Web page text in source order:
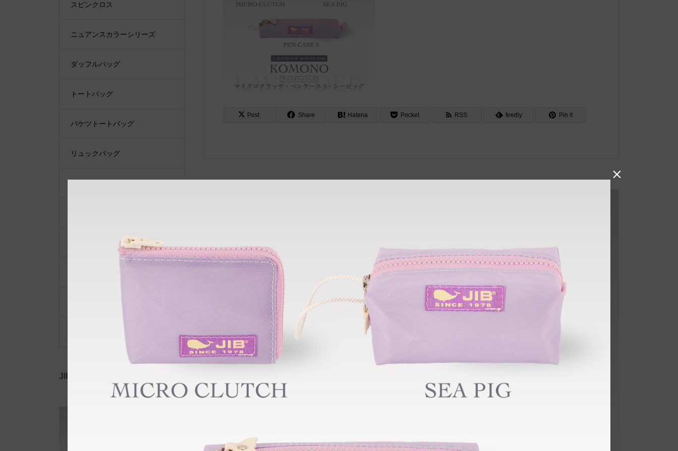
Post Share Hatena Pocket RSS feedly Pin it
スピンクロス
ニュアンスカラーシリーズ
ダッフルバッグ
トートバッグ
バケツトートバッグ
リュックバッグ
ポーチ・ポシェット
JIB公式SNS
